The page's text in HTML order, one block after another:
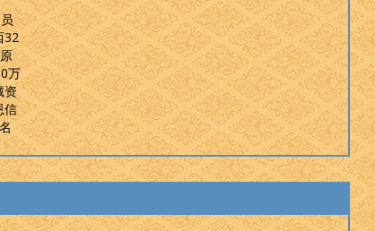
32
万
资
信